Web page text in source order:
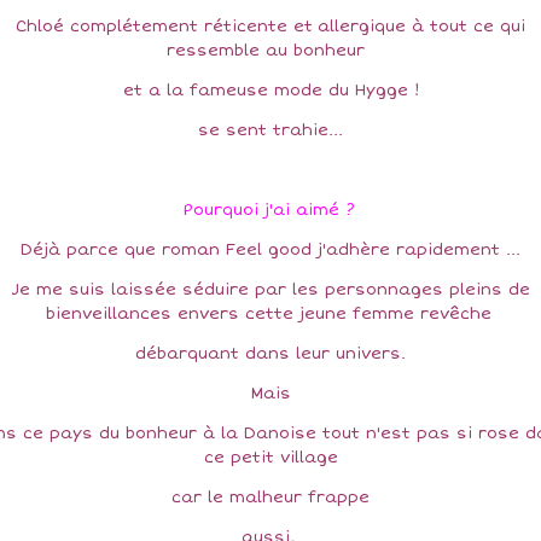
Chloé complétement réticente et allergique à tout ce qui
ressemble au bonheur
et a la fameuse mode du Hygge !
se sent trahie...
Pourquoi j'ai aimé ?
Déjà parce que roman Feel good j'adhère rapidement ...
Je me suis laissée séduire par les personnages pleins de
bienveillances envers cette jeune femme revêche
débarquant dans leur univers.
Mais
ce pays du bonheur à la Danoise tout n'est pas si rose
ce petit village
car le malheur frappe